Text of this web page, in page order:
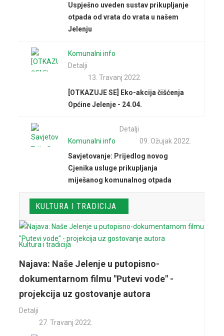
Uspješno uveden sustav prikupljanje
otpada od vrata do vrata u našem
Jelenju
Komunalni info
Detalji
13. Travanj 2022.
[OTKAZUJE SE] Eko-akcija čišćenja
Općine Jelenje - 24.04.
Komunalni info
Detalji
09. Ožujak 2022.
Savjetovanje: Prijedlog novog
Cjenika usluge prikupljanja
miješanog komunalnog otpada
KULTURA I TRADICIJA
Kultura i tradicija
Najava: Naše Jelenje u putopisno-
dokumentarnom filmu "Putevi vode" -
projekcija uz gostovanje autora
Detalji
27. Travanj 2022.